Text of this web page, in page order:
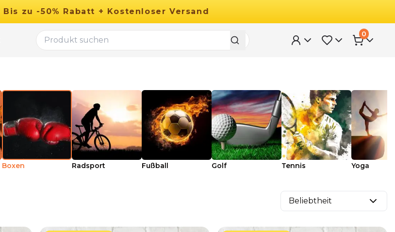
Bis zu -50% Rabatt + Kostenloser Versand
0
Boxen Radsport Fußball Golf Tennis Yoga
Beliebtheit
29.90 €